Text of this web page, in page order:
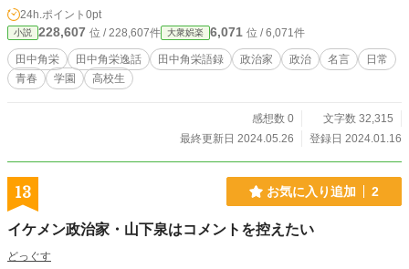
24h.ポイント 0pt
小説 228,607 位 / 228,607件 大衆娯楽 6,071 位 / 6,071件
田中角栄 田中角栄逸話 田中角栄語録 政治家 政治 名言
日常
青春
学園 高校生
感想数 0
文字数 32,315
最終更新日 2024.05.26
登録日 2024.01.16
13 お気に入り追加 2
イケメン政治家・山下泉はコメントを控えたい
どっぐす